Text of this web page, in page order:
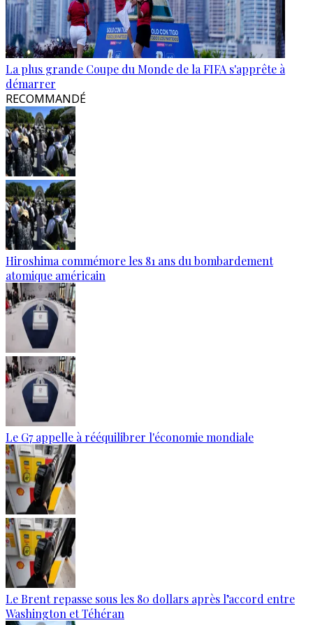
La plus grande Coupe du Monde de la FIFA s'apprête à
démarrer
RECOMMANDÉ
Hiroshima commémore les 81 ans du bombardement
atomique américain
Le G7 appelle à rééquilibrer l'économie mondiale
Le Brent repasse sous les 80 dollars après l’accord entre
Washington et Téhéran